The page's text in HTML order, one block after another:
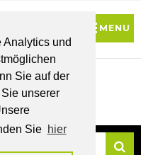
Analytics und
Sie auf der
unserer
Sie hier